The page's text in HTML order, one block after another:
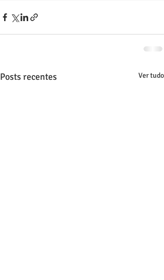
Posts recentes Ver tudo